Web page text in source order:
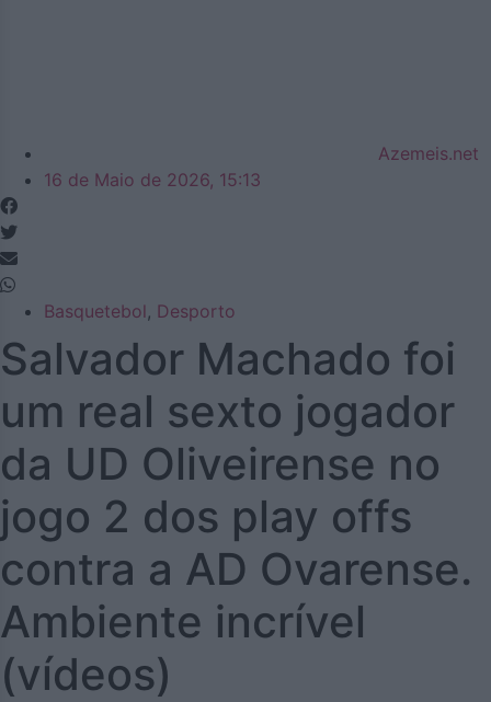
Azemeis.net
16 de Maio de 2026, 15:13
Basquetebol, Desporto
Salvador Machado foi
um real sexto jogador
da UD Oliveirense no
jogo 2 dos play offs
contra a AD Ovarense.
Ambiente incrível
(vídeos)